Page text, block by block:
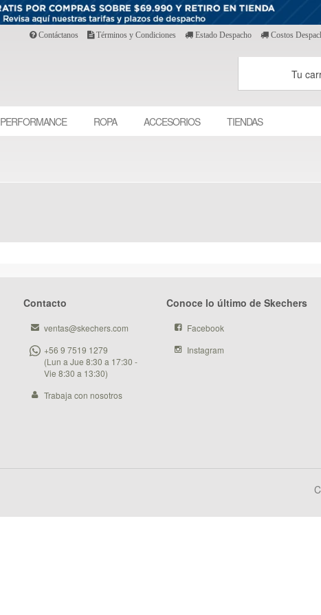
Contáctanos Términos y Condiciones Estado Despacho Costos
Tu
PERFORMANCE ROPA ACCESORIOS TIENDAS
Contacto
ventas@skechers.com
+56 9 7519 1279
(Lun a Jue 8:30 a 17:30 -
Vie 8:30 a 13:30)
Trabaja con nosotros
Conoce lo último de Skechers
Facebook
Instagram